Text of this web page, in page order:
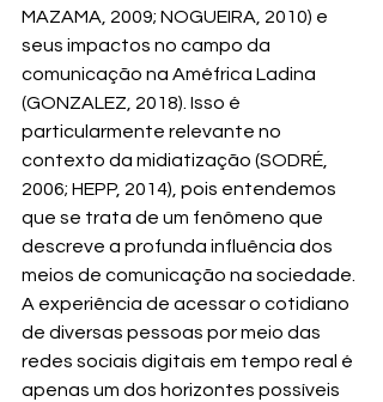
MAZAMA, 2009; NOGUEIRA, 2010) e
seus impactos no campo da
comunicação na Améfrica Ladina
(GONZALEZ, 2018). Isso é
particularmente relevante no
contexto da midiatização (SODRÉ,
2006; HEPP, 2014), pois entendemos
que se trata de um fenômeno que
descreve a profunda influência dos
meios de comunicação na sociedade.
A experiência de acessar o cotidiano
de diversas pessoas por meio das
redes sociais digitais em tempo real é
apenas um dos horizontes possíveis